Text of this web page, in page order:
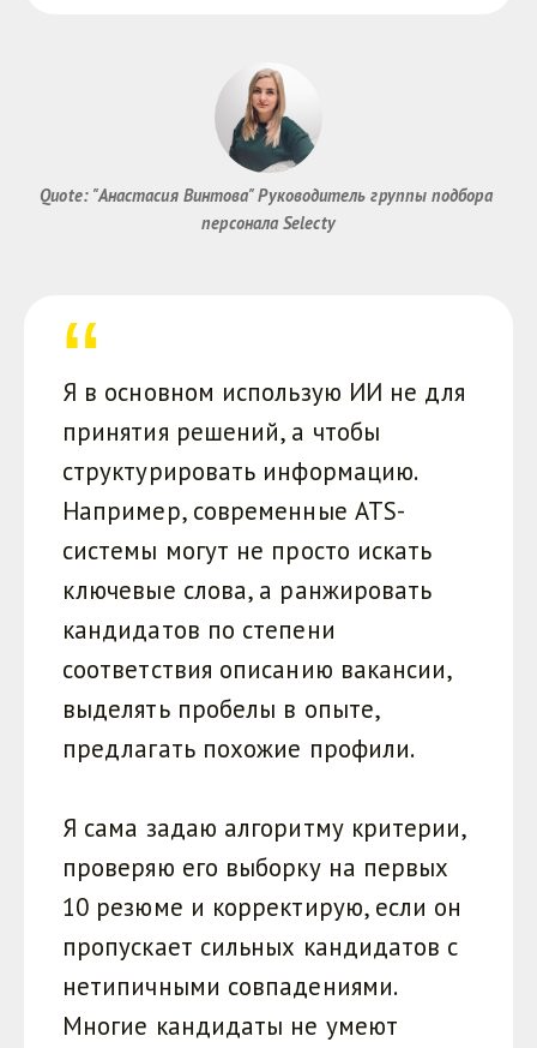
Quote: "Анастасия Винтова" Руководитель группы подбора
персонала Selecty
Я в основном использую ИИ не для
принятия решений, а чтобы
структурировать информацию.
Например, современные ATS-
системы могут не просто искать
ключевые слова, а ранжировать
кандидатов по степени
соответствия описанию вакансии,
выделять пробелы в опыте,
предлагать похожие профили.
Я сама задаю алгоритму критерии,
проверяю его выборку на первых
10 резюме и корректирую, если он
пропускает сильных кандидатов с
нетипичными совпадениями.
Многие кандидаты не умеют